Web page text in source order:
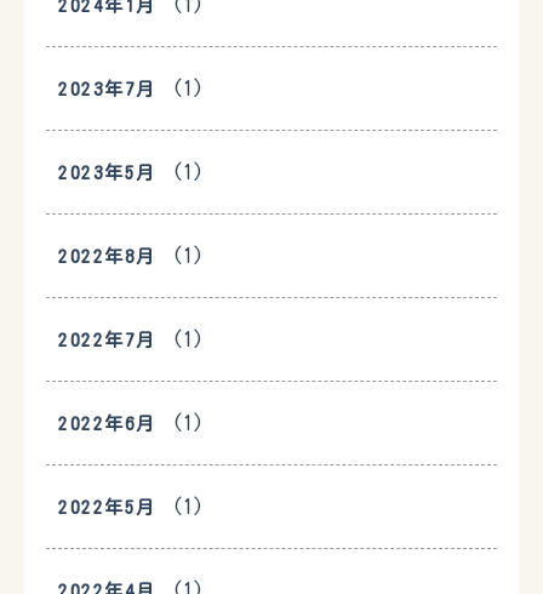
2024年1月 (1)
2023年7月 (1)
2023年5月 (1)
2022年8月 (1)
2022年7月 (1)
2022年6月 (1)
2022年5月 (1)
(1)